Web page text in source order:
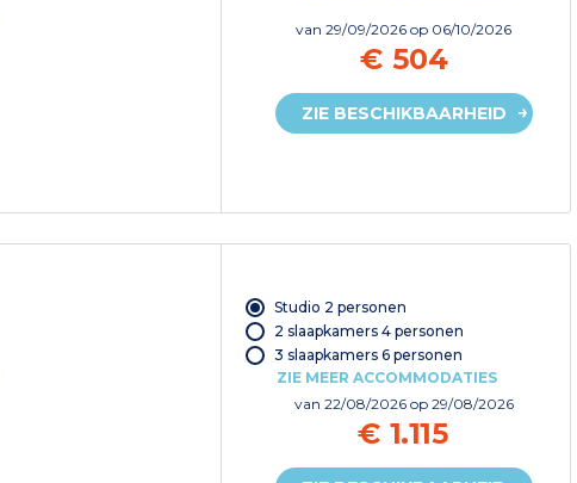
van29/09/2026op 06/10/2026
€ 504
ZIE BESCHIKBAARHEID
Studio 2 personen
2 slaapkamers 4 personen
3 slaapkamers 6 personen
ZIE MEER ACCOMMODATIES
van 22/08/2026 op 29/08/2026
€ 1.115